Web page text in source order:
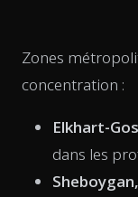
Zones
concentration :
Elkhart-
dans les